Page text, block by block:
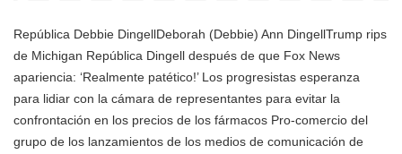
República Debbie DingellDeborah (Debbie) Ann DingellTrump rips
de Michigan República Dingell después de que Fox News
apariencia: ‘Realmente patético!’ Los progresistas esperanza
para lidiar con la cámara de representantes para evitar la
confrontación en los precios de los fármacos Pro-comercio del
grupo de los lanzamientos de los medios de comunicación de